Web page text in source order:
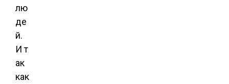
лю
де
й.
И т
ак
как